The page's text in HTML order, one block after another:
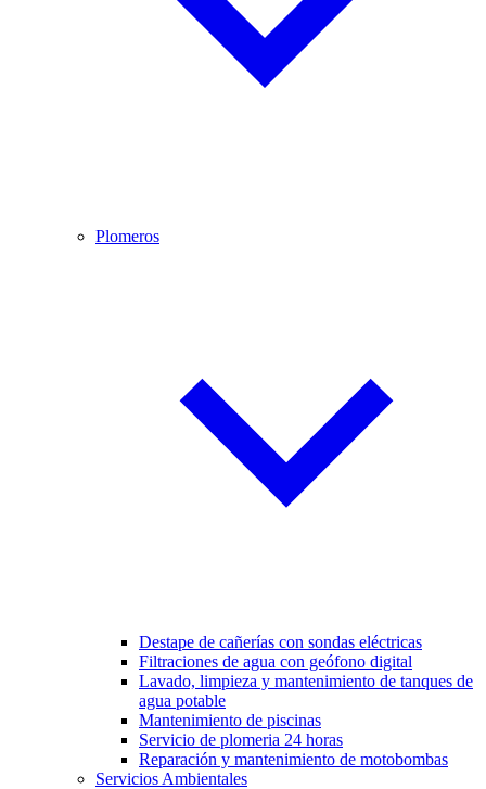
Plomeros
Destape de cañerías con sondas eléctricas
Filtraciones de agua con geófono digital
Lavado, limpieza y mantenimiento de tanques de
agua potable
Mantenimiento de piscinas
Servicio de plomeria 24 horas
Reparación y mantenimiento de motobombas
Servicios Ambientales